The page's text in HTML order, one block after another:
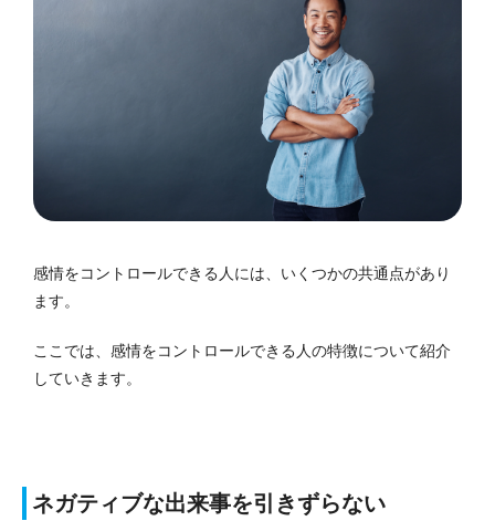
感情をコントロールできる人には、いくつかの共通点があり
ます。
ここでは、感情をコントロールできる人の特徴について紹介
していきます。
ネガティブな出来事を引きずらない